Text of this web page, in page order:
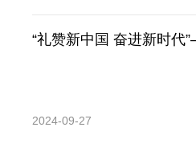
“礼赞新中国 奋进新时
2024-09-27